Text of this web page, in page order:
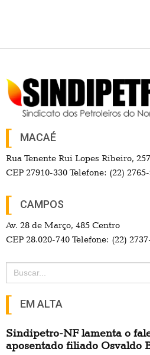
MACAÉ
Rua Tenente Rui Lopes Ribeiro,
CEP 27910-330 Telefone: (22)
CAMPOS
Av. 28 de Março, 485 Centro
CEP 28.020-740 Telefone: (22)
Search
for:
EM ALTA
Sindipetro-NF lamenta o
aposentado filiado Osvaldo